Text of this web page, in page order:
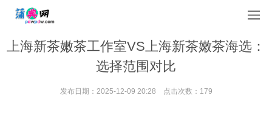
上海新茶嫩茶工作室VS上海新茶嫩茶海选：
选择范围对比
发布日期：2025-12-09 20:28 点击次数：179